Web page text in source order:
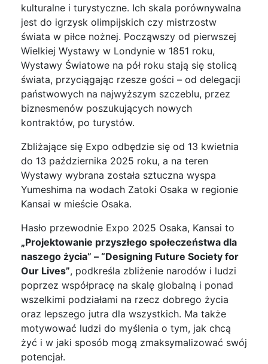
kulturalne i turystyczne. Ich skala porównywalna
jest do igrzysk olimpijskich czy mistrzostw
świata w piłce nożnej. Począwszy od pierwszej
Wielkiej Wystawy w Londynie w 1851 roku,
Wystawy Światowe na pół roku stają się stolicą
świata, przyciągając rzesze gości – od delegacji
państwowych na najwyższym szczeblu, przez
biznesmenów poszukujących nowych
kontraktów, po turystów.
Zbliżające się Expo odbędzie się od 13 kwietnia
do 13 października 2025 roku, a na teren
Wystawy wybrana została sztuczna wyspa
Yumeshima na wodach Zatoki Osaka w regionie
Kansai w mieście Osaka.
Hasło przewodnie Expo 2025 Osaka, Kansai to
„Projektowanie przyszłego społeczeństwa dla
naszego życia” – “Designing Future Society for
Our Lives”, podkreśla zbliżenie narodów i ludzi
poprzez współpracę na skalę globalną i ponad
wszelkimi podziałami na rzecz dobrego życia
oraz lepszego jutra dla wszystkich. Ma także
motywować ludzi do myślenia o tym, jak chcą
żyć i w jaki sposób mogą zmaksymalizować swój
potencjał.